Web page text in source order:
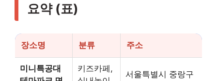
요약 (표)
장소명 분류 주소
미니특공대
키즈카페,
서울특별시 중랑구